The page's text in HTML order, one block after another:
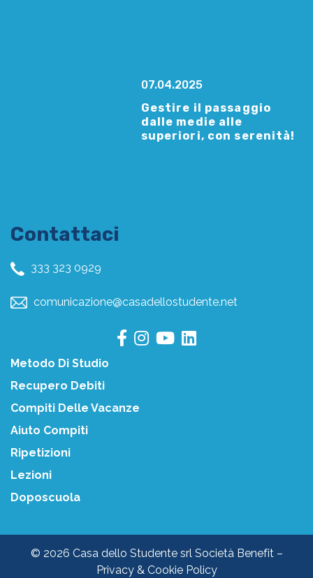
07.04.2025
Gestire il passaggio
dalle medie alle
superiori, con serenità!
Contattaci
333 323 0929
comunicazione@casadellostudente.net
Metodo Di Studio
Recupero Debiti
Compiti Delle Vacanze
Aiuto Compiti
Ripetizioni
Lezioni
Doposcuola
© 2026 Casa dello Studente srl Società Benefit –
Privacy & Cookie Policy